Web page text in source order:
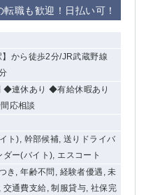
職も歓迎！日払い可！
から徒歩2分/JR武蔵野線
◆連休あり ◆有給休暇あり
応相談
ト), 幹部候補, 送りドライバ
ー(バイト), エスコート
き, 年齢不問, 経験者優遇, 未
通費支給, 制服貸与, 社保完
村・福生エリア
南口
北口）
線「赤羽駅」から徒歩2分 ②東
伎町 ②新宿 ③新宿三丁目 ④西